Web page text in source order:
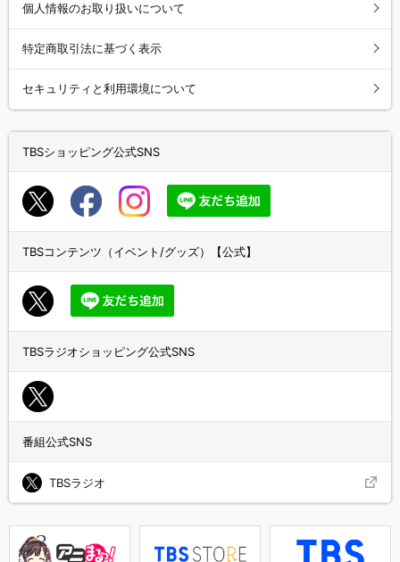
個人情報のお取り扱いについて
特定商取引法に基づく表示
セキュリティと利用環境について
TBSショッピング公式SNS
TBSコンテンツ（イベント/グッズ）【公式】
TBSラジオショッピング公式SNS
番組公式SNS
TBSラジオ